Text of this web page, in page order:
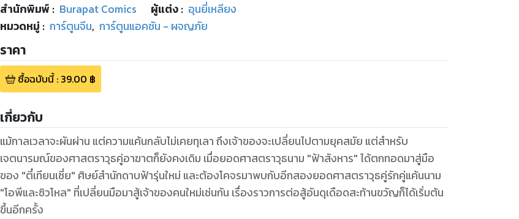
สำนักพิมพ์ : Burapat Comics ผู้แต่ง : อุนยี่เหลียง
หมวดหมู่ : การ์ตูนจีน, การ์ตูนแอคชัน - ผจญภัย
ราคา
ซื้อฉบับนี้: 39.00 ฿
เกี่ยวกับ
แม้กาลเวลาจะผันผ่าน แต่ความแค้นกลับไม่เคยทุเลา ถึงเจ้าของจะเปลี่ยนไปตามยุคสมัย แต่สำหรับ
เจตนารมณ์ของศาสตราวุธคู่อาฆาตก็ยังคงเดิม เมื่อยอดศาสตราวุธนาม "ฟ้าสังหาร" ได้ตกทอดมาสู่มือ
ของ "ตี๋เทียนเซี่ย" ศิษย์สำนักดาบฟ้ารุ่นใหม่ และต้องโคจรมาพบกับอีกสองยอดศาสตราวุธคู่รักคู่แค้นนาม
"โอพีและซิวโหล" ที่เปลี่ยนมือมาสู้เจ้าของคนใหม่เช่นกัน เรื่องราวการต่อสู้อันดุเดือดสะท้านขวัญก็ได้เริ่มต้น
ขึ้นอีกครั้ง